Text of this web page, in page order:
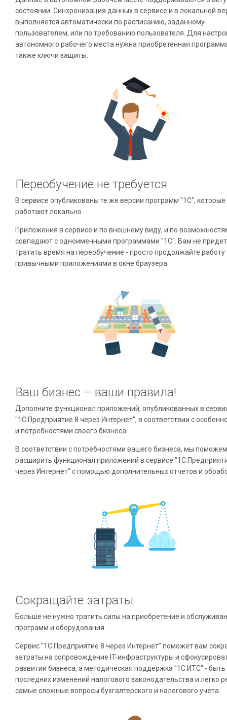
состоянии. Синхронизация данных в сервисе и в локальной
выполняется автоматически по расписанию, заданному
пользователем, или по требованию пользователя. Для
автономного рабочего места нужна приобретенная
также ключи защиты.
Переобучение не требуется
В сервисе опубликованы те же версии программ "1С", которые
работают локально.
Приложения в сервисе и по внешнему виду, и по
совпадают с одноименными программами "1С". Вам не
тратить время на переобучение - просто продолжайте работу
привычными приложениями в окне браузера.
Ваш бизнес – ваши правила!
Дополните функционал приложений, опубликованных в
"1С:Предприятие 8 через Интернет", в соответствии с
и потребностями своего бизнеса.
В соответствии с потребностями вашего бизнеса, мы поможем
расширить функционал приложений в сервисе
через Интернет" с помощью дополнительных отчетов и
Сокращайте затраты
Больше не нужно тратить силы на приобретение и
программ и оборудования.
Сервис "1С:Предприятие 8 через Интернет" поможет вам
затраты на сопровождение IT-инфраструктуры и
развитии бизнеса, а методическая поддержка "1С:ИТС" - быть
последних изменений налогового законодательства и легко
самые сложные вопросы бухгалтерского и налогового учета.